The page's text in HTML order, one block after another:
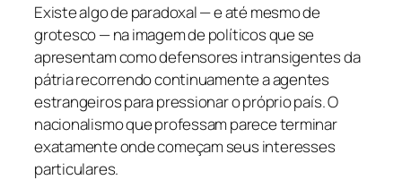
Existe algo de paradoxal — e até mesmo de
grotesco — na imagem de políticos que se
apresentam como defensores intransigentes da
pátria recorrendo continuamente a agentes
estrangeiros para pressionar o próprio país. O
nacionalismo que professam parece terminar
exatamente onde começam seus interesses
particulares.